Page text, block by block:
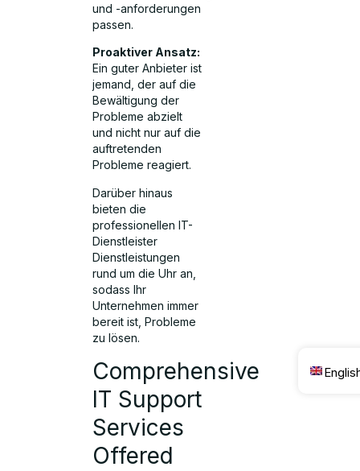
und -anforderungen
passen.
Proaktiver Ansatz:
Ein guter Anbieter ist
jemand, der auf die
Bewältigung der
Probleme abzielt
und nicht nur auf die
auftretenden
Probleme reagiert.
Darüber hinaus
bieten die
professionellen IT-
Dienstleister
Dienstleistungen
rund um die Uhr an,
sodass Ihr
Unternehmen immer
bereit ist, Probleme
zu lösen.
Comprehensive
IT Support
Services
Offered